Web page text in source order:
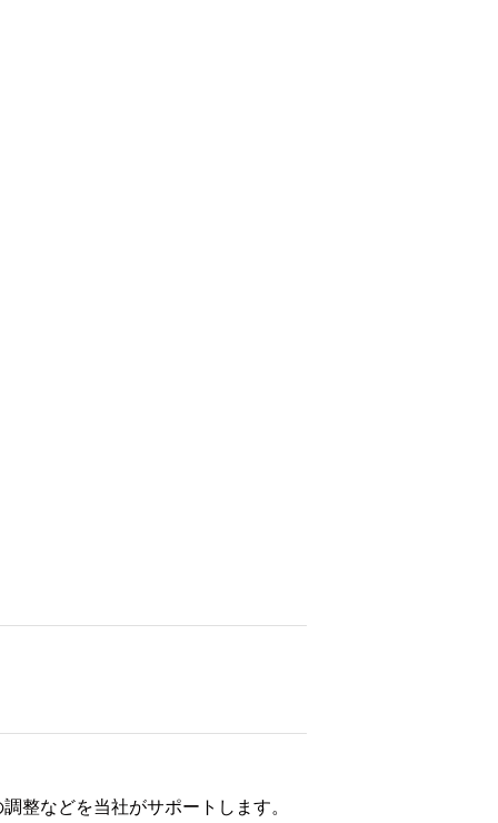
整などを当社がサポートします。